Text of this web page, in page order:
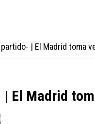
| El Madrid toma
El Madrid